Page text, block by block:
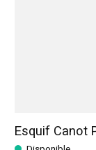
Esquif Canot